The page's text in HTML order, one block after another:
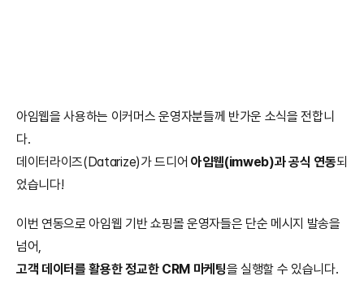
아임웹을 사용하는 이커머스 운영자분들께 반가운 소식을 전합니
다.
데이터라이즈(Datarize)가 드디어 아임웹(imweb)과 공식 연동되
었습니다!
이번 연동으로 아임웹 기반 쇼핑몰 운영자들은 단순 메시지 발송을
넘어,
고객 데이터를 활용한 정교한 CRM 마케팅을 실행할 수 있습니다.